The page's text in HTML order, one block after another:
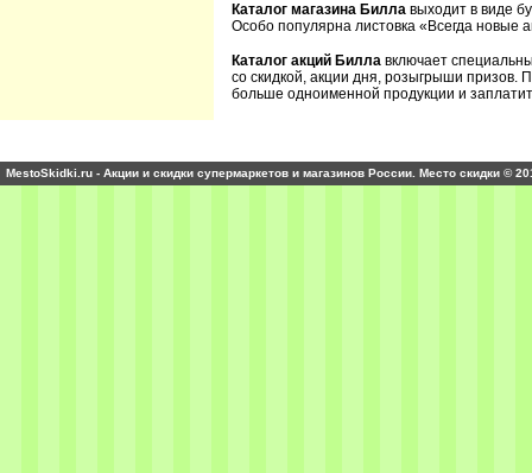
Каталог магазина Билла выходит в виде
Особо популярна листовка «Всегда новые
Каталог акций Билла включает
со скидкой, акции дня, розыгрыши призов.
больше одноименной продукции и
MestoSkidki.ru - Акции и скидки супермаркетов и магазинов России. Место скидки ©